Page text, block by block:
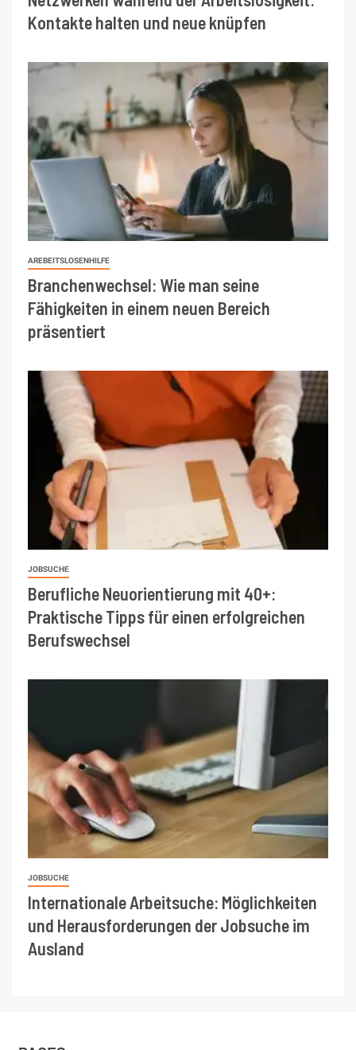
Kontakte halten und neue knüpfen
AREBEITSLOSENHILFE
Branchenwechsel: Wie man seine
Fähigkeiten in einem neuen Bereich
präsentiert
JOBSUCHE
Berufliche Neuorientierung mit 40+:
Praktische Tipps für einen erfolgreichen
Berufswechsel
JOBSUCHE
Internationale Arbeitsuche: Möglichkeiten
und Herausforderungen der Jobsuche im
Ausland